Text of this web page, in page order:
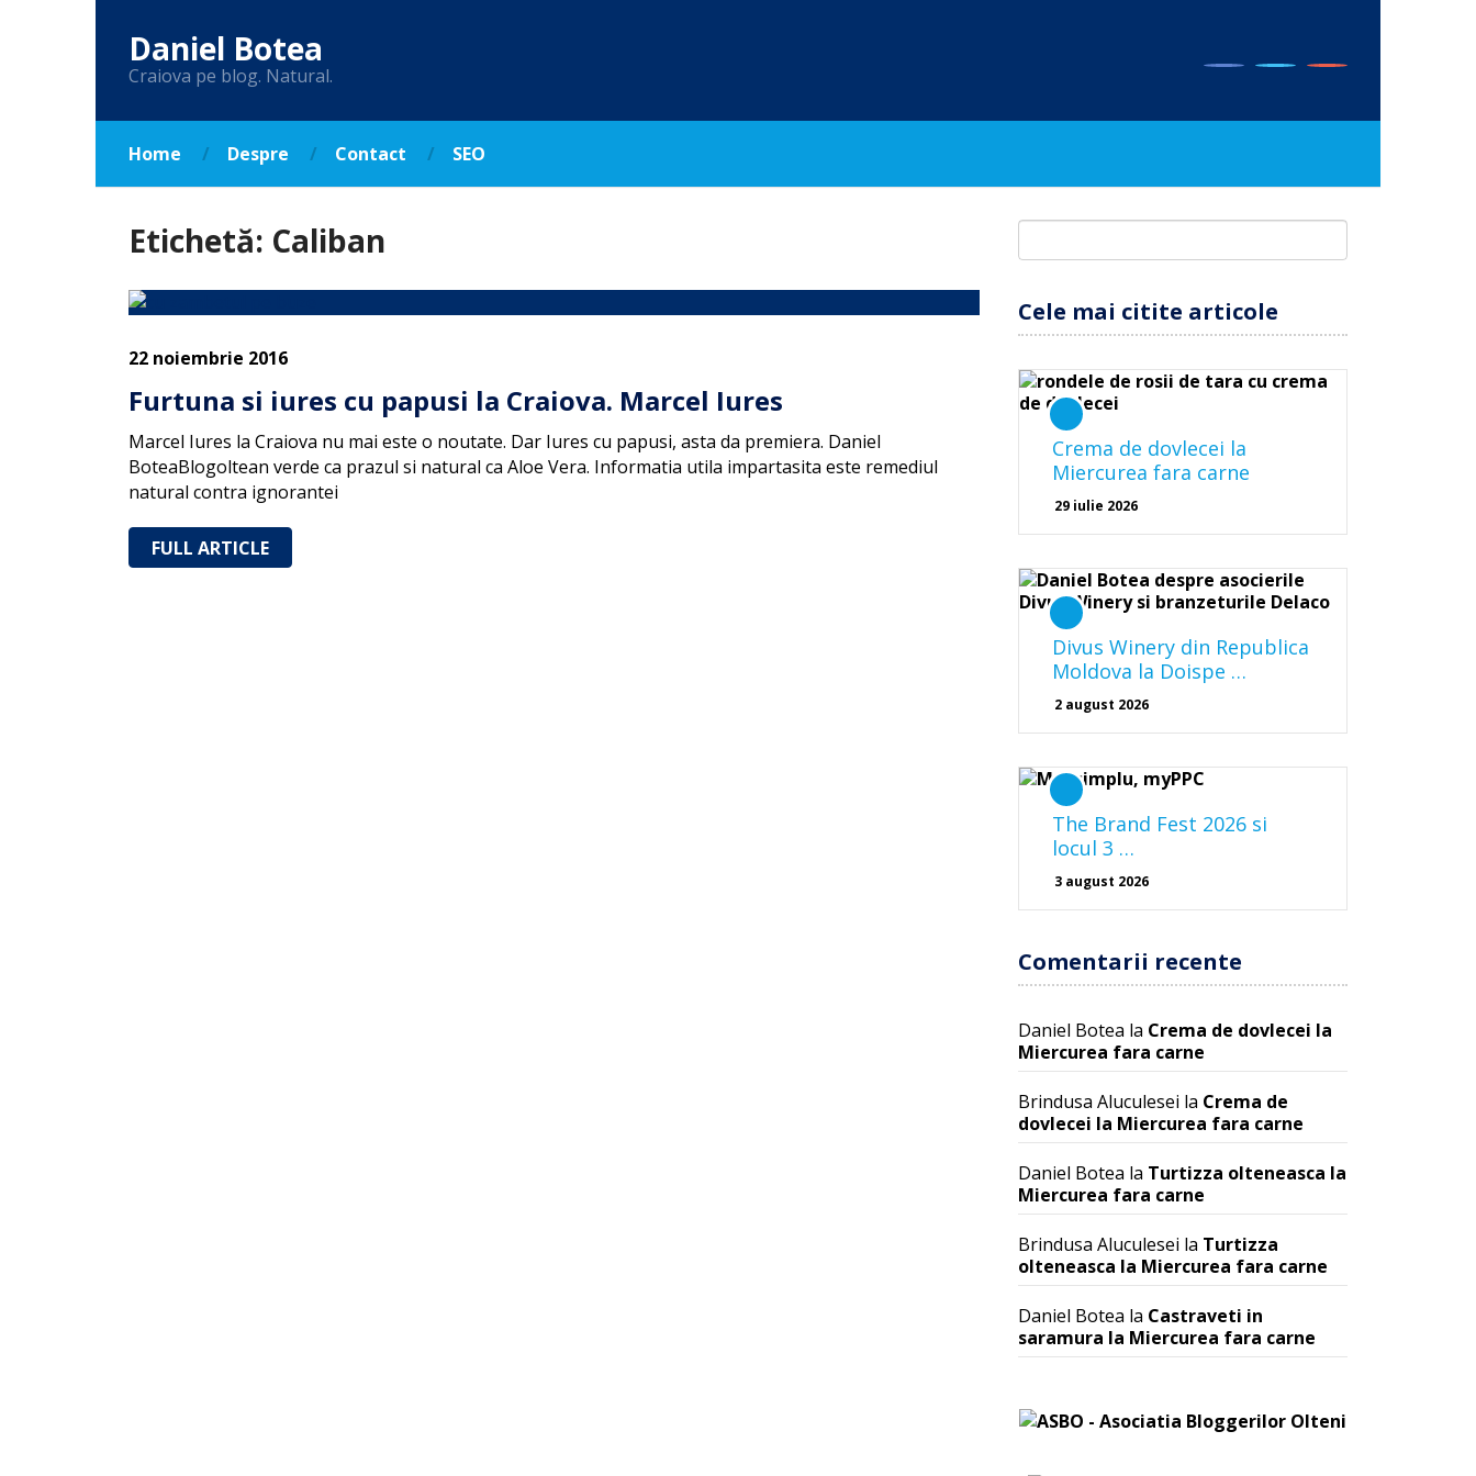
Daniel Botea
Craiova pe blog. Natural.
Home Despre Contact SEO
Etichetă: Caliban
22 noiembrie 2016
Furtuna si iures cu papusi la Craiova. Marcel Iures
Marcel Iures la Craiova nu mai este o noutate. Dar Iures cu papusi, asta da premiera. Daniel
BoteaBlogoltean verde ca prazul si natural ca Aloe Vera. Informatia utila impartasita este remediul
natural contra ignorantei
FULL ARTICLE
Cele mai citite articole
Crema de dovlecei la
Miercurea fara carne
29 iulie 2026
Divus Winery din Republica
Moldova la Doispe …
2 august 2026
The Brand Fest 2026 si
locul 3 …
3 august 2026
Comentarii recente
Daniel Botea la Crema de dovlecei la
Miercurea fara carne
Brindusa Aluculesei la Crema de
dovlecei la Miercurea fara carne
Daniel Botea la Turtizza olteneasca la
Miercurea fara carne
Brindusa Aluculesei la Turtizza
olteneasca la Miercurea fara carne
Daniel Botea la Castraveti in
saramura la Miercurea fara carne